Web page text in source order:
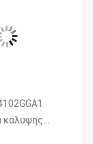
τα
κάλυψης